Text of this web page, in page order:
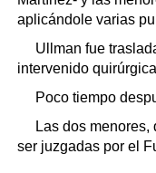
aplicándole varias
Ullman fue
intervenido
Poco tiempo
Las dos
ser juzgadas por el